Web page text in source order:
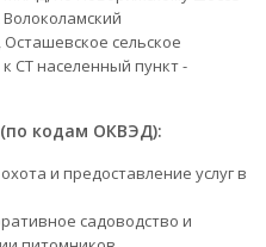
сельское
СТ населенный пункт -
кодам ОКВЭД):
и предоставление услуг в
садоводство и